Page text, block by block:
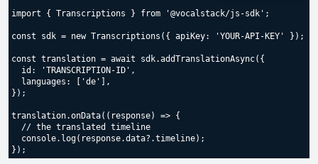
import { Transcriptions } from '@vocalstack/js-sdk';
const sdk = new Transcriptions({ apiKey: 'YOUR-API-KEY' });
const translation = await sdk.addTranslationAsync({
});
translation.onData((response) => {